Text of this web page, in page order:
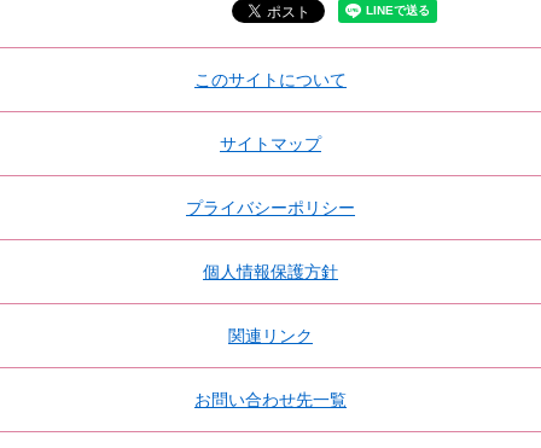
このサイトについて
サイトマップ
プライバシーポリシー
個人情報保護方針
関連リンク
お問い合わせ先一覧